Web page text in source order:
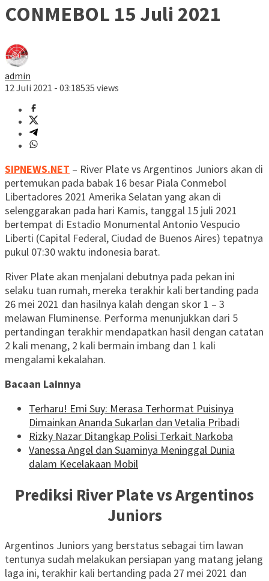
CONMEBOL 15 Juli 2021
admin
12 Juli 2021 - 03:18535 views
SIPNEWS.NET – River Plate vs Argentinos Juniors akan di
pertemukan pada babak 16 besar Piala Conmebol
Libertadores 2021 Amerika Selatan yang akan di
selenggarakan pada hari Kamis, tanggal 15 juli 2021
bertempat di Estadio Monumental Antonio Vespucio
Liberti (Capital Federal, Ciudad de Buenos Aires) tepatnya
pukul 07:30 waktu indonesia barat.
River Plate akan menjalani debutnya pada pekan ini
selaku tuan rumah, mereka terakhir kali bertanding pada
26 mei 2021 dan hasilnya kalah dengan skor 1 – 3
melawan Fluminense. Performa menunjukkan dari 5
pertandingan terakhir mendapatkan hasil dengan catatan
2 kali menang, 2 kali bermain imbang dan 1 kali
mengalami kekalahan.
Bacaan Lainnya
Terharu! Emi Suy: Merasa Terhormat Puisinya
Dimainkan Ananda Sukarlan dan Vetalia Pribadi
Rizky Nazar Ditangkap Polisi Terkait Narkoba
Vanessa Angel dan Suaminya Meninggal Dunia
dalam Kecelakaan Mobil
Prediksi River Plate vs Argentinos
Juniors
Argentinos Juniors yang berstatus sebagai tim lawan
tentunya sudah melakukan persiapan yang matang jelang
laga ini, terakhir kali bertanding pada 27 mei 2021 dan